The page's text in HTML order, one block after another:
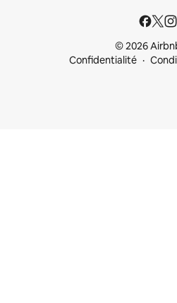
© 2026
Confidentialité